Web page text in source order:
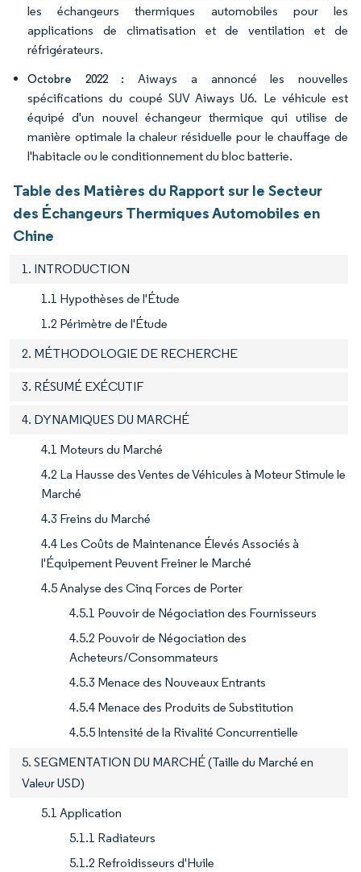
les échangeurs thermiques automobiles pour les
applications de climatisation et de ventilation et de
réfrigérateurs.
Octobre 2022 :Aiways a annoncé les nouvelles
spécifications du coupé SUV Aiways U6. Le véhicule est
équipé d'un nouvel échangeur thermique qui utilise de
manière optimale la chaleur résiduelle pour le chauffage de
l'habitacle ou le conditionnement du bloc batterie.
Table des Matières du Rapport sur le Secteur
des Échangeurs Thermiques Automobiles en
Chine
1. INTRODUCTION
1.1 Hypothèses de l'Étude
1.2 Périmètre de l'Étude
2. MÉTHODOLOGIE DE RECHERCHE
3. RÉSUMÉ EXÉCUTIF
4. DYNAMIQUES DU MARCHÉ
4.1 Moteurs du Marché
4.2 La Hausse des Ventes de Véhicules à Moteur Stimule le
Marché
4.3 Freins du Marché
4.4 Les Coûts de Maintenance Élevés Associés à
l'Équipement Peuvent Freiner le Marché
4.5 Analyse des Cinq Forces de Porter
4.5.1 Pouvoir de Négociation des Fournisseurs
4.5.2 Pouvoir de Négociation des
Acheteurs/Consommateurs
4.5.3 Menace des Nouveaux Entrants
4.5.4 Menace des Produits de Substitution
4.5.5 Intensité de la Rivalité Concurrentielle
5. SEGMENTATION DU MARCHÉ (Taille du Marché en
Valeur USD)
5.1 Application
5.1.1 Radiateurs
5.1.2 Refroidisseurs d'Huile